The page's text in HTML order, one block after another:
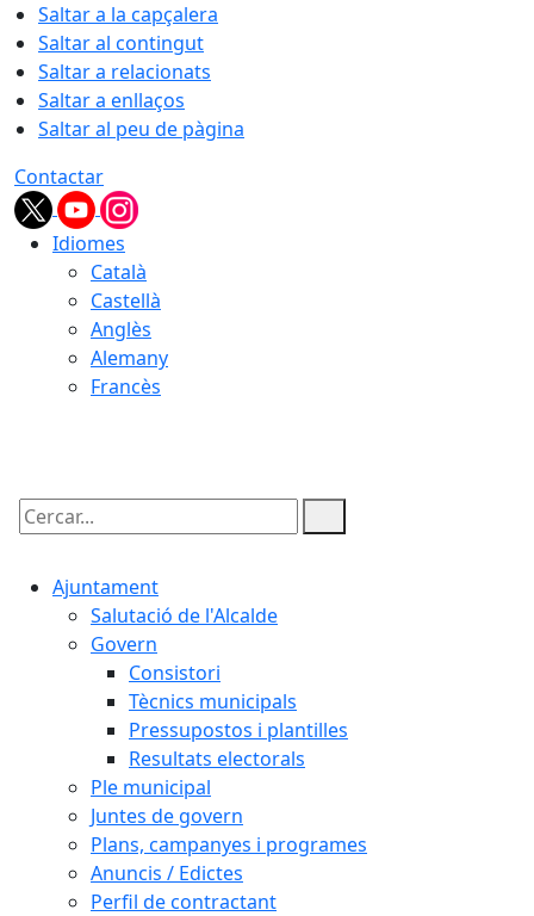
Saltar a la capçalera
Saltar al contingut
Saltar a relacionats
Saltar a enllaços
Saltar al peu de pàgina
Contactar
Idiomes
Català
Castellà
Anglès
Alemany
Francès
Cercar:
Ajuntament
Salutació de l'Alcalde
Govern
Consistori
Tècnics municipals
Pressupostos i plantilles
Resultats electorals
Ple municipal
Juntes de govern
Plans, campanyes i programes
Anuncis / Edictes
Perfil de contractant